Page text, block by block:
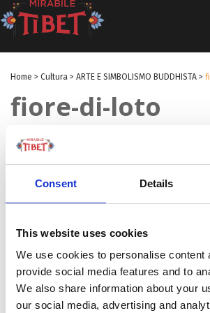
Consent Details
This website uses cookies
We use cookies to personalise content
provide social media features and to
We also share information about your
our social media, advertising and
Home > Cultura > ARTE E SIMBOLISMO BUDDHISTA >
fiore-di-loto